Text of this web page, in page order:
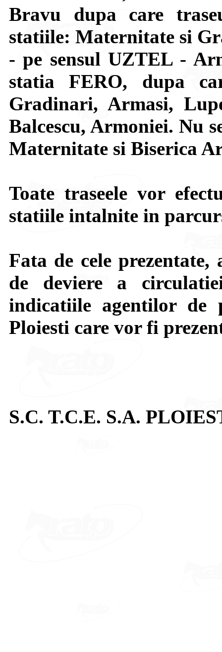
Bravu dupa care
statiile: Maternitate si
- pe sensul UZTEL -
statia FERO, dupa
Gradinari, Armasi,
Balcescu, Armoniei. Nu
Maternitate si Biserica
Toate traseele vor
statiile intalnite in
Fata de cele
de deviere a
indicatiile agentilor
Ploiesti care vor fi
S.C. T.C.E. S.A.